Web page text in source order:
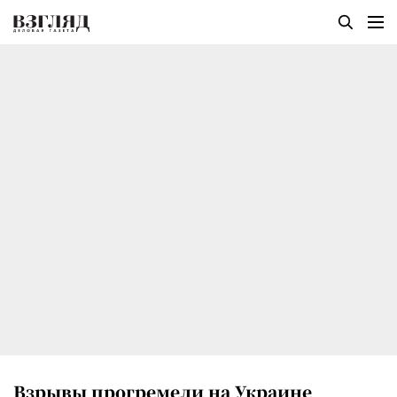
Взрывы прогремели на Украине